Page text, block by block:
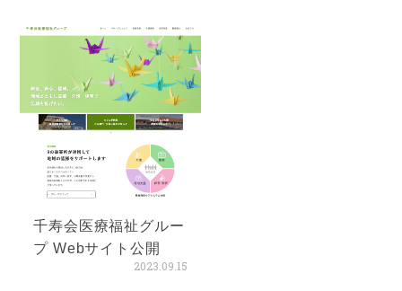
千寿会医療福祉グルー
プ Webサイト公開
2023.09.15